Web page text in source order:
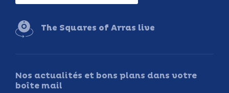
The Squares of Arras live
Nos actualités et bons plans dans votre
boîte mail